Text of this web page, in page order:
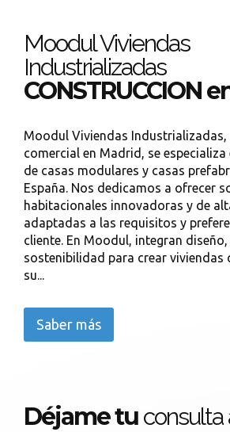
Moodul Viviendas
Industrializadas
CONSTRUCCION
Moodul Viviendas Industrializadas,
comercial en Madrid, se
de casas modulares y casas
España. Nos dedicamos a ofrecer
habitacionales innovadoras y de
adaptadas a las requisitos y
cliente. En Moodul, integran
sostenibilidad para crear viviendas
su...
Saber más
Déjame tu consulta